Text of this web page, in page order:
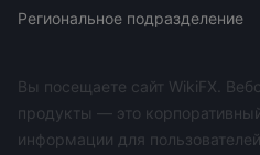
спектром торговых
торговые инструменты.
является JRFX безопасно
Региональное подразделение
Вы посещаете сайт WikiFX.
продукты — это
информации для